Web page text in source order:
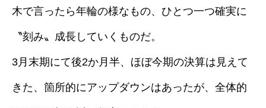
木で言ったら年輪の様なもの、ひとつ一つ確実に
〝刻み〟成長していくものだ。
3月末期にて後2か月半、ほぼ今期の決算は見えて
きた、箇所的にアップダウンはあったが、全体的